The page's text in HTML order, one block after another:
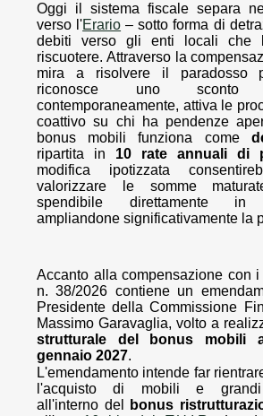
Oggi il sistema fiscale separa
verso l'Erario – sotto forma di
debiti verso gli enti locali che
riscuotere. Attraverso la
mira a risolvere il paradosso
riconosce uno
contemporaneamente, attiva le
coattivo su chi ha pendenze
bonus mobili funziona come
ripartita in 10 rate annuali di
modifica ipotizzata
valorizzare le somme
spendibile direttamente in
ampliandone significativamente la
Accanto alla compensazione con
n. 38/2026 contiene un
Presidente della Commissione
Massimo Garavaglia, volto a
strutturale del bonus mobili
gennaio 2027.
L'emendamento intende far
l'acquisto di mobili e grandi
all'interno del
bonus